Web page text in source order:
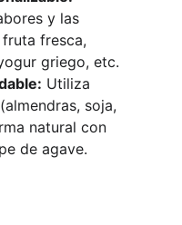
y las
fresca,
griego, etc.
Utiliza
soja,
natural con
de agave.